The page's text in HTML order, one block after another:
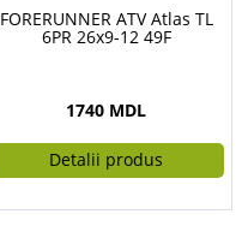
FORERUNNER ATV Atlas TL
6PR 26x9-12 49F
1740 MDL
Detalii produs